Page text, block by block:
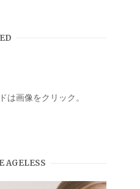
画像をクリック。
AGELESS